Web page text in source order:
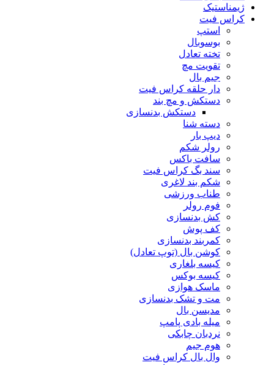
ژیمناستیک
کراس فیت
استپ
بوسوبال
تخته تعادل
تقویت مچ
جیم بال
دار حلقه کراس فیت
دستکش و مچ بند
دستکش بدنسازی
دسته شنا
دیپ بار
رولر شکم
سافت باکس
سند بگ کراس فیت
شکم بند لاغری
طناب ورزشی
فوم رولر
کش بدنسازی
کف پوش
کمربند بدنسازی
کوشن بال (توپ تعادل)
کیسه بلغاری
کیسه بوکس
ماسک هوازی
مت و تشک بدنسازی
مدیسن بال
میله بادی پامپ
نردبان چابکی
هوم جیم
وال بال کراس فیت